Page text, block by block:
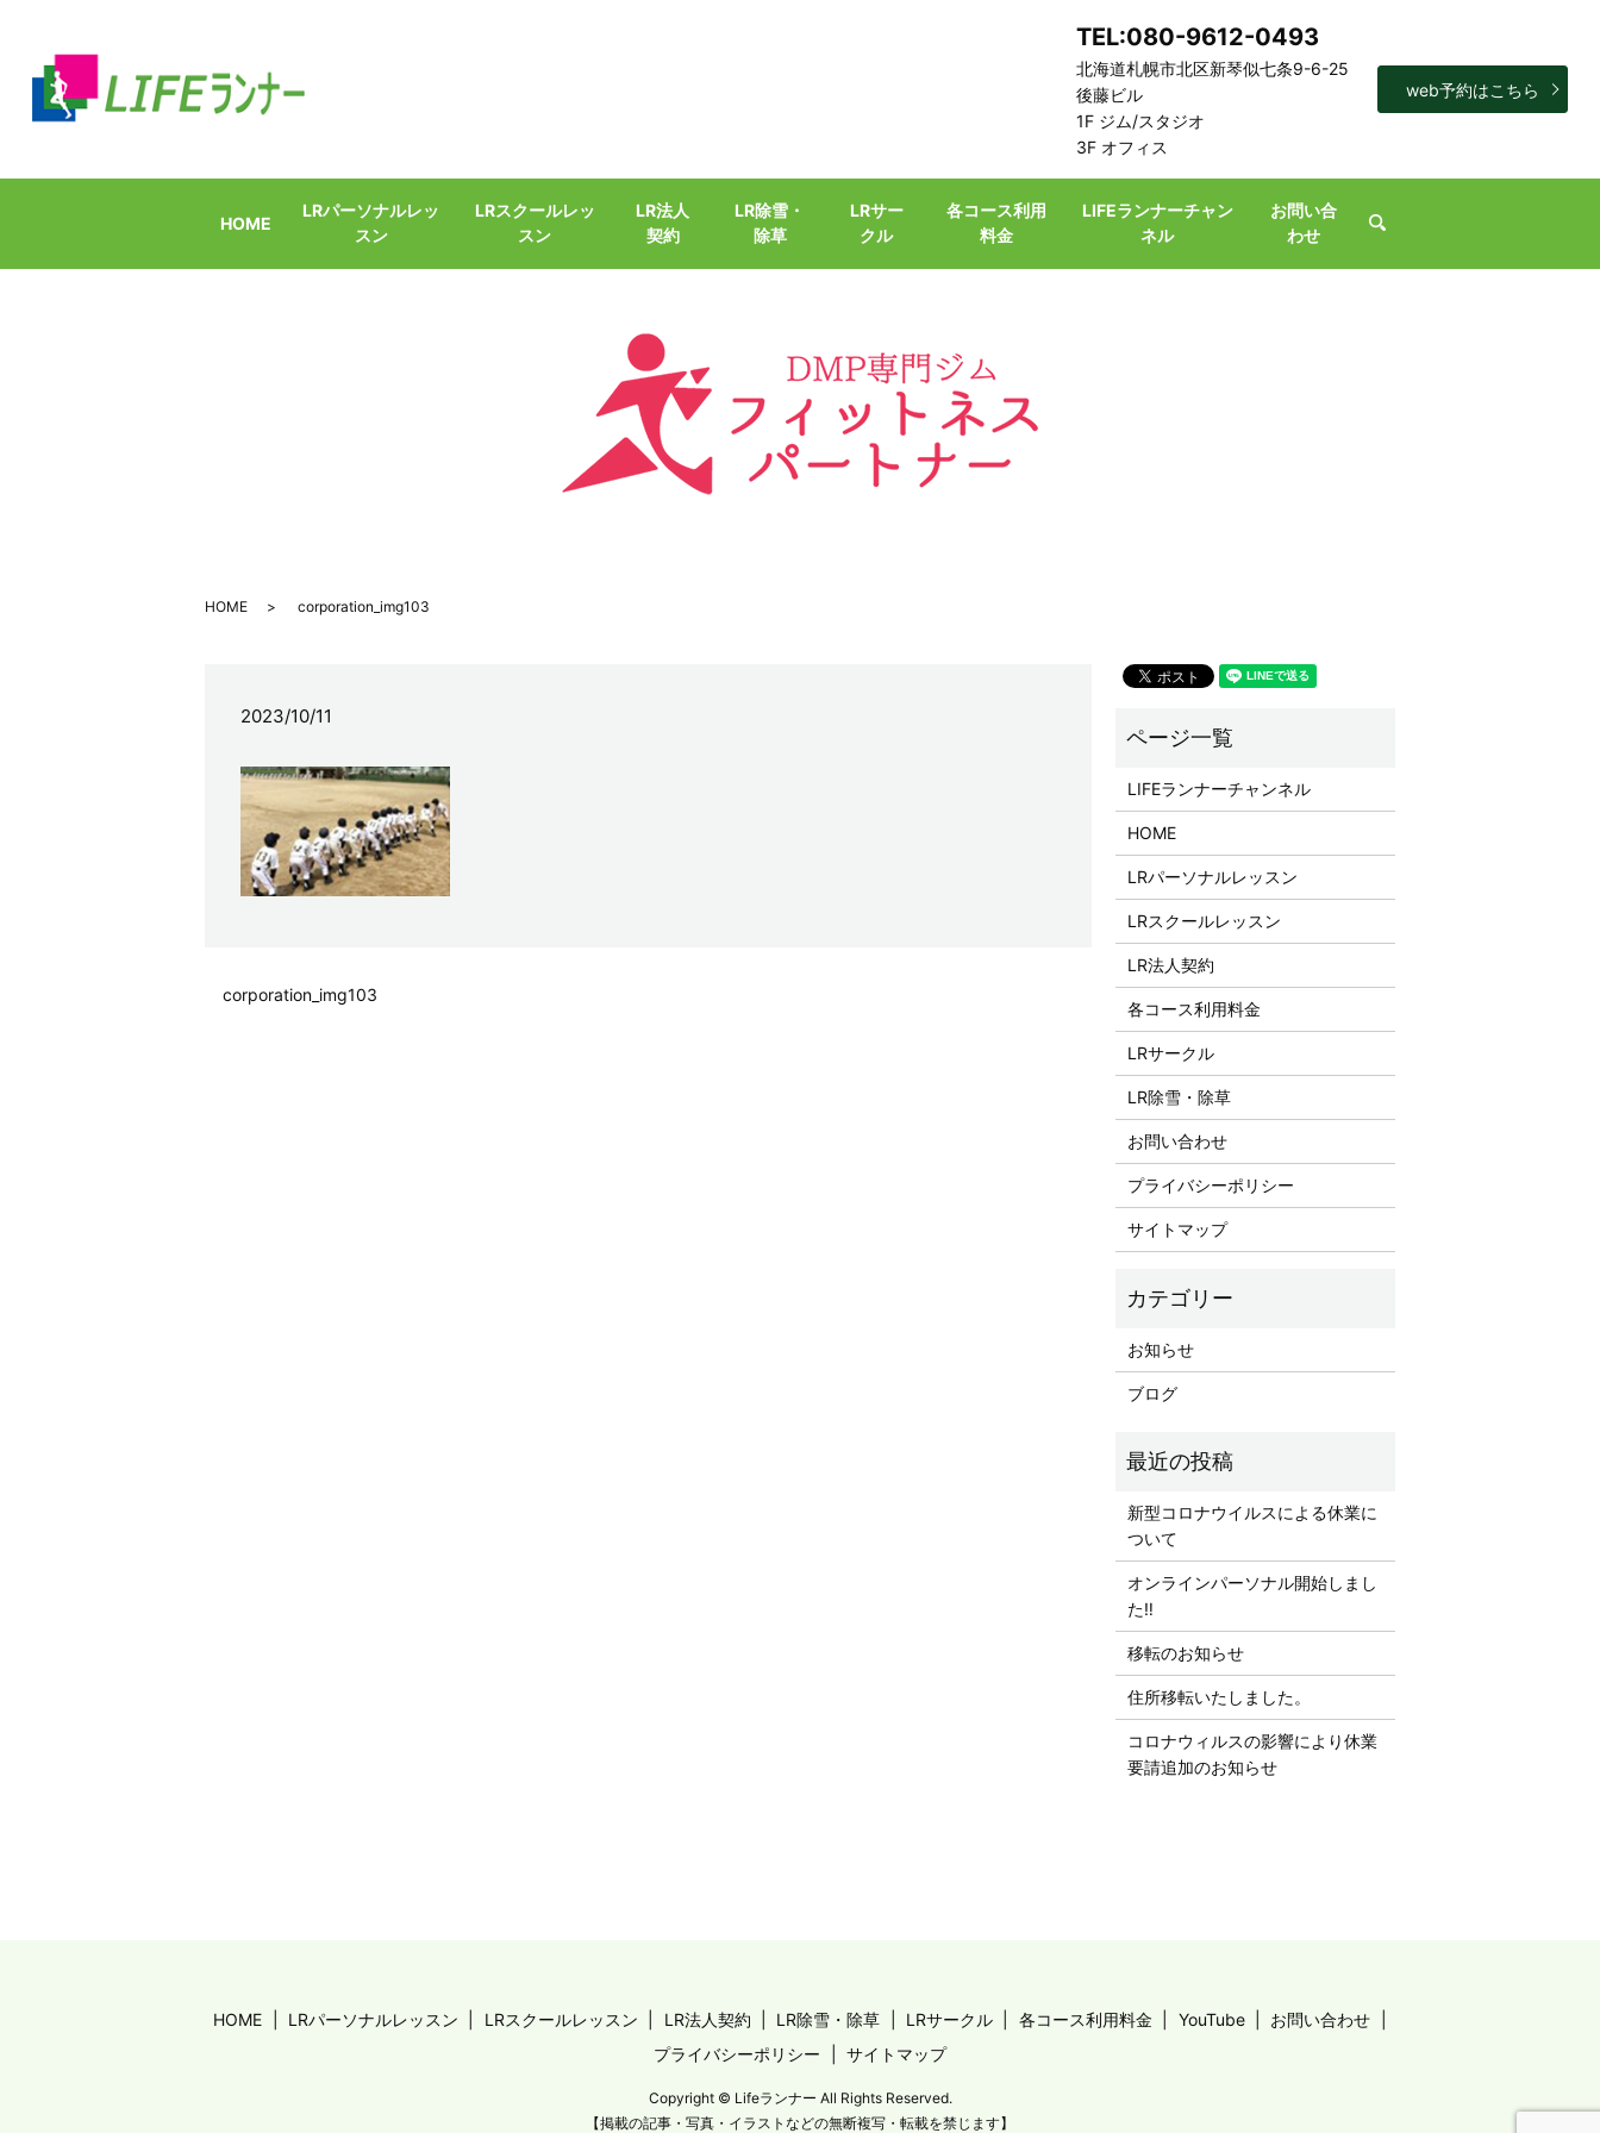
HOME
LRパーソナルレッ
スン
LRスクールレッ
スン
LR法人
契約
LR除雪・
除草
LRサー
クル
各コース利用
料金
LIFEランナーチャン
ネル
お問い合
わせ
search
TEL:080-9612-0493
北海道札幌市北区新琴似七条9-6-25
後藤ビル
1F ジム/スタジオ
3F オフィス
web予約はこちら
HOME corporation_img103
2023/10/11
corporation_img103
LIFEランナーチャンネル
HOME
LRパーソナルレッスン
LRスクールレッスン
LR法人契約
各コース利用料金
LRサークル
LR除雪・除草
お問い合わせ
プライバシーポリシー
サイトマップ
お知らせ
ブログ
新型コロナウイルスによる休業に
ついて
オンラインパーソナル開始しまし
た‼︎
移転のお知らせ
住所移転いたしました。
コロナウィルスの影響により休業
要請追加のお知らせ
HOME LRパーソナルレッスン LRスクールレッスン LR法人契約 LR除雪・除草 LRサークル 各コース利用料金 YouTube
お問い合わせ
プライバシーポリシー
サイトマップ
Copyright © Lifeランナー All Rights Reserved.
【掲載の記事・写真・イラストなどの無断複写・転載を禁じます】